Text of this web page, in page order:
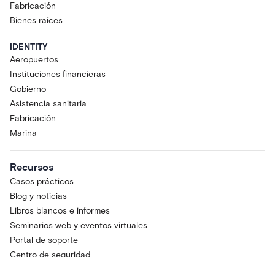
Fabricación
Bienes raíces
IDENTITY
Aeropuertos
Instituciones financieras
Gobierno
Asistencia sanitaria
Fabricación
Marina
Recursos
Casos prácticos
Blog y noticias
Libros blancos e informes
Seminarios web y eventos virtuales
Portal de soporte
Centro de seguridad